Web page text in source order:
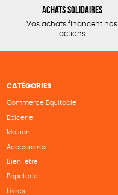
Achats solidaires
Vos achats financent nos
actions
CATÉGORIES
Commerce Equitable
Epicerie
Maison
Accessoires
Bien-être
Papeterie
Livres